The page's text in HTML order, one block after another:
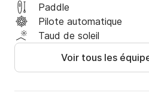
Vous n’avez rien à organiser,
et profiter.
⸻ 🌅 2heures de
🕘 08h00 – 10h00 petit
Paddle
Pilote automatique
Taud de soleil
Voir tous les